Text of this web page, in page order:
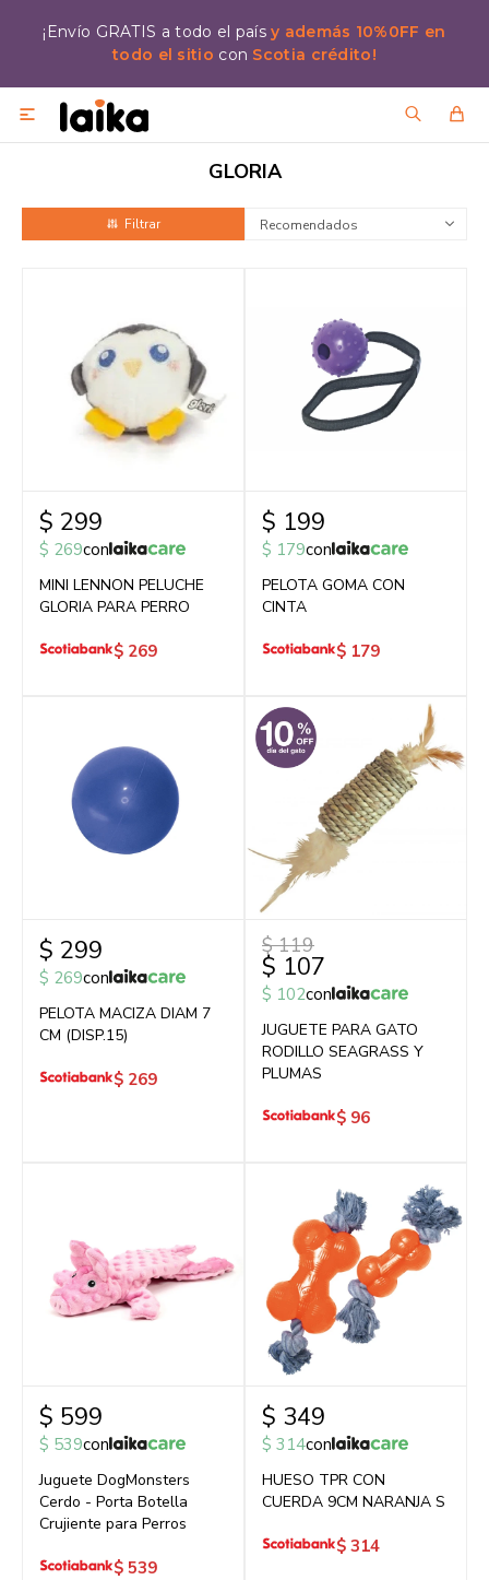
¡Envío GRATIS a todo el paísy además 10%0FF en
todo el sitio con Scotia crédito!

GLORIA
Recomendados
$ 299
$ 269con
MINI LENNON PELUCHE
GLORIA PARA PERRO
$ 269
$ 199
$ 179con
PELOTA GOMA CON
CINTA
$ 179
$ 299
$ 269con
PELOTA MACIZA DIAM 7
CM (DISP.15)
$ 269
$ 107
$ 119
$ 102con
JUGUETE PARA GATO
RODILLO SEAGRASS Y
PLUMAS
$ 96
$ 599
$ 539con
Juguete DogMonsters
Cerdo - Porta Botella
Crujiente para Perros
$ 539
$ 349
$ 314con
HUESO TPR CON
CUERDA 9CM NARANJA S
$ 314